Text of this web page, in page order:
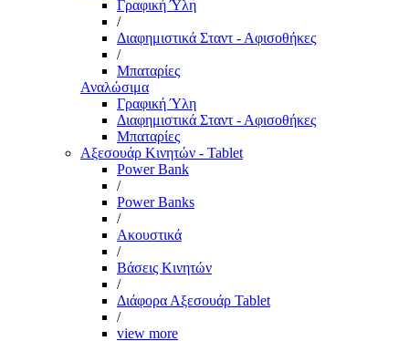
Γραφική Ύλη
/
Διαφημιστικά Σταντ - Αφισοθήκες
/
Μπαταρίες
Αναλώσιμα
Γραφική Ύλη
Διαφημιστικά Σταντ - Αφισοθήκες
Μπαταρίες
Αξεσουάρ Κινητών - Tablet
Power Bank
/
Power Banks
/
Ακουστικά
/
Βάσεις Κινητών
/
Διάφορα Αξεσουάρ Tablet
/
view more